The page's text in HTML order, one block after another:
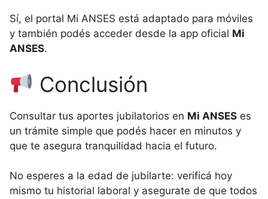
Sí, el portal Mi ANSES está adaptado para móviles
y también podés acceder desde la app oficial Mi
ANSES.
Conclusión
Consultar tus aportes jubilatorios en Mi ANSES es
un trámite simple que podés hacer en minutos y
que te asegura tranquilidad hacia el futuro.
No esperes a la edad de jubilarte: verificá hoy
mismo tu historial laboral y asegurate de que todos